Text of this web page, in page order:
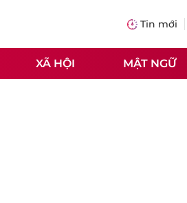
Tin mới
XÃ HỘI MẬT NGỮ